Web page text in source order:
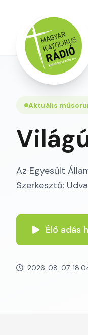
Aktuális
Az Egyesült
Szerkesztő:
Élő adás
2026. 08. 07.